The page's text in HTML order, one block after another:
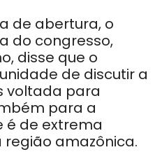
de abertura, o
do congresso,
disse que o
de discutir a
voltada para
para a
é de extrema
amazônica.